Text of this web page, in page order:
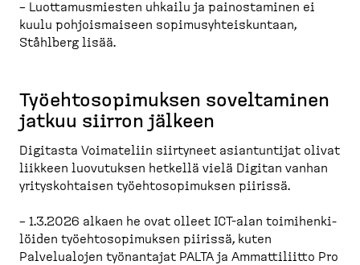
– Luotta­mus­miesten uhkailu ja painos­taminen ei
kuulu pohjois­maiseen sopimusyh­teis­kuntaan,
Ståhlberg lisää.
Työehto­so­pi­muksen soveltaminen
jatkuu siirron jälkeen
Digitasta Voimateliin siirtyneet asiantuntijat olivat
liikkeen luovutuksen hetkellä vielä Digitan vanhan
yritys­koh­taisen työehto­so­pi­muksen piirissä.
– 1.3.2026 alkaen he ovat olleet ICT-​alan toimihen­ki­
löiden työehto­so­pi­muksen piirissä, kuten
Palvelualojen työnantajat PALTA ja Ammatti­liitto Pro